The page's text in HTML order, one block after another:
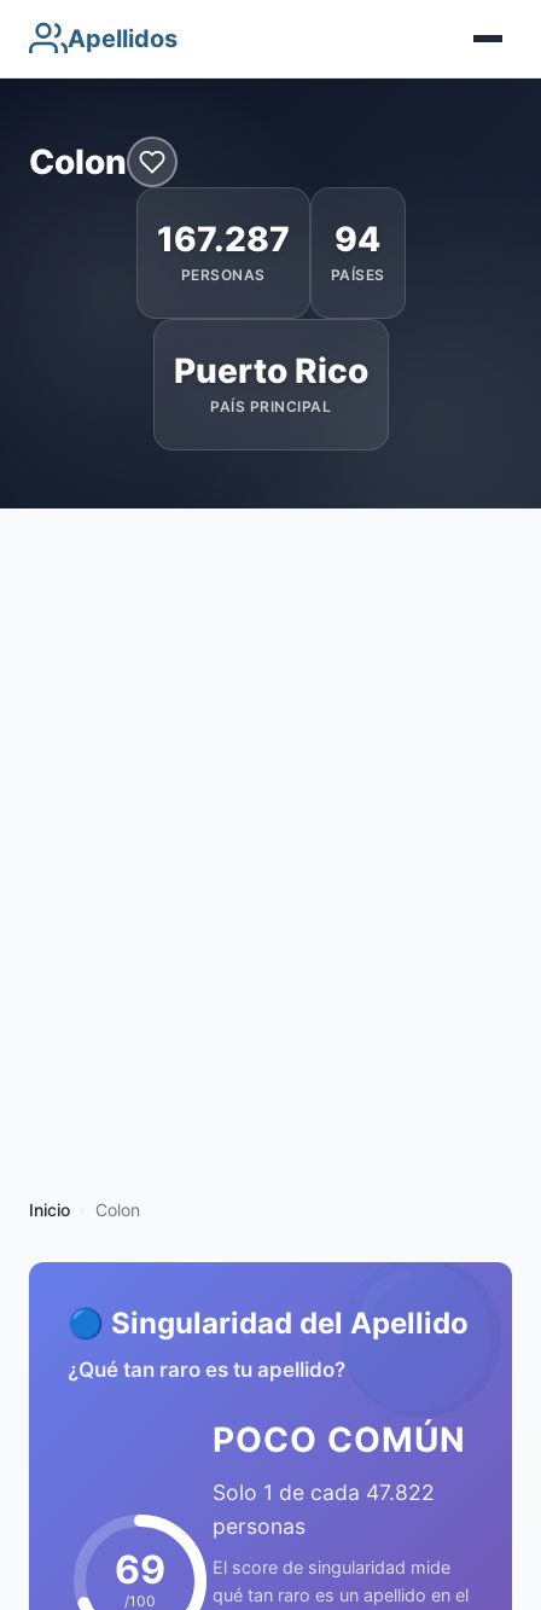
Apellidos
Colon
167.287
PERSONAS
94
PAÍSES
Puerto Rico
PAÍS PRINCIPAL
Inicio Colon
🔵
🔵 Singularidad del Apellido
¿Qué tan raro es tu apellido?
69
/100
POCO COMÚN
Solo 1 de cada 47.822
personas
El score de singularidad mide
qué tan raro es un apellido en el